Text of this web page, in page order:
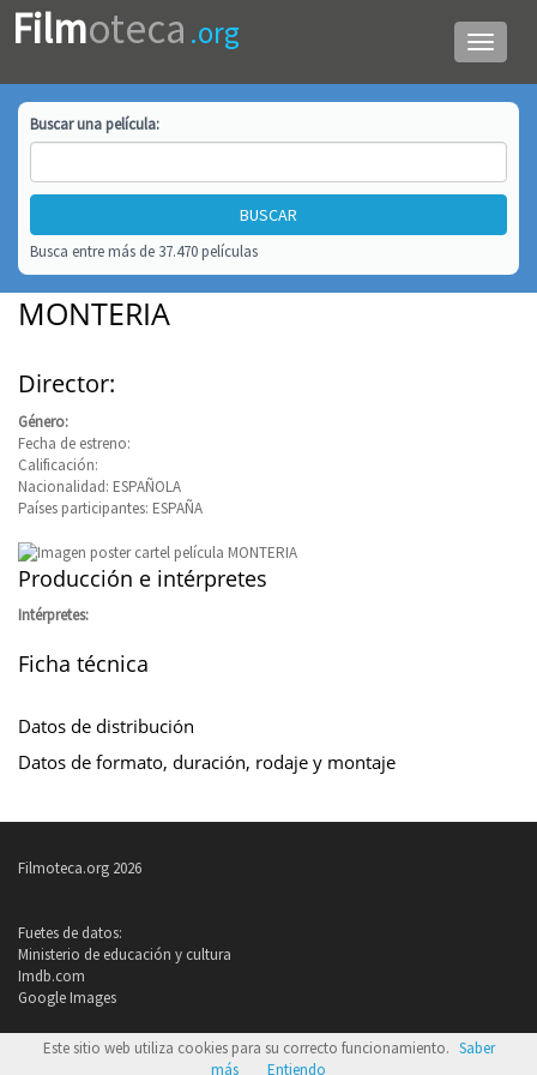
Menú
de
Filmoteca .org
Buscar unapelícula:
Busca entre más de 37.470 películas
MONTERIA
Director:
Género:
Fecha de estreno:
Calificación:
Nacionalidad: ESPAÑOLA
Países participantes: ESPAÑA
Producción e intérpretes
Intérpretes:
Ficha técnica
Datos de distribución
Datos de formato, duración, rodaje y montaje
Filmoteca.org 2026
Fuetes de datos:
Ministerio de educación y cultura
Imdb.com
Google Images
Política de privacidad
Este sitio web utiliza cookies para su correcto funcionamiento. Saber
más
Entiendo